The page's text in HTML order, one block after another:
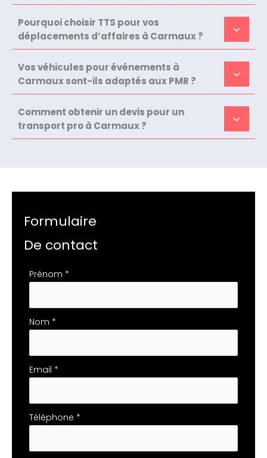
Pourquoi choisir TTS pour vos
déplacements d’affaires à Carmaux ?
Vos véhicules pour événements à
Carmaux sont-ils adaptés aux PMR ?
Comment obtenir un devis pour un
transport pro à Carmaux ?
Formulaire
De contact
Formulaire
téléphone
Prénom *
Nom *
Email *
Téléphone *